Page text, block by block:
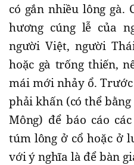
có gắn nhiều lông gà.
hương cúng lễ của
người Việt, người
hoặc gà trống thiến,
mái mới nhảy ổ.
phải khấn (có thể
Mông) để báo cáo
túm lông ở cổ hoặc ở
với ý nghĩa là để bàn